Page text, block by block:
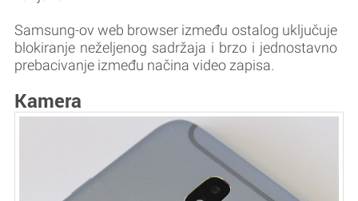
Samsung-ov web browser između ostalog uključuje
blokiranje neželjenog sadržaja i brzo i jednostavno
prebacivanje između načina video zapisa.
Kamera